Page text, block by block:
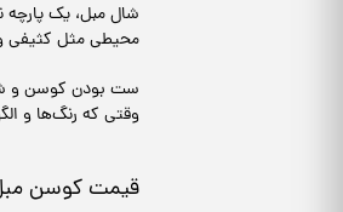
شال مبل، یک پارچه
محیطی مثل کثیفی
ست بودن کوسن و
وقتی که رنگ‌ها و
قیمت کوسن